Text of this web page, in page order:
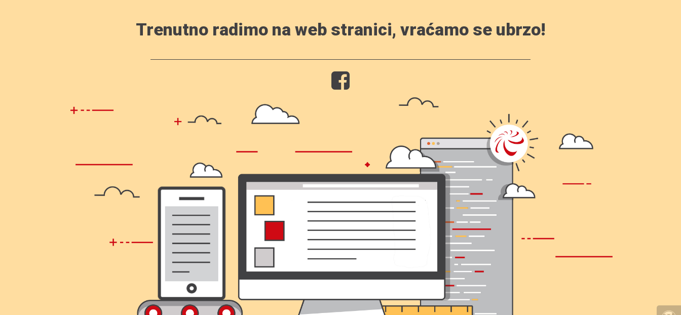
Trenutno radimo na web stranici, vraćamo se ubrzo!